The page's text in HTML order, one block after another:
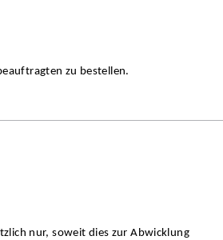
zu bestellen.
nur, soweit dies zur Abwicklung